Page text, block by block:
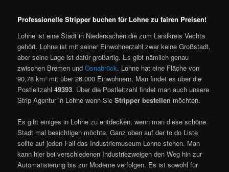
Professionelle Stripper buchen für Lohne zu fairen Preisen!
Lohne ist eine Stadt in Niedersachen die zum Landkreis Vechta
gehört. Lohne ist mit seiner Einwohnerzahl zwar keine Großstadt,
aber seine Lage ist dafür großartig. Es gibt nämlich genau
zwischen Bremen undOsnabrück. Lohne hat eine Fläche von
90,78 km² mit über 26.000 Einwohnern. Man findet es über die
Postleitzahl49393. Über die Postleitzahl findet man auch unsere
Strip Agentur in Lohne wenn SieStripper bestellen möchten.
Es gibt einiges in Lohne zu entdecken, wenn man diese schöne
Stadt mal besichtigen möchte. Ganz oben auf der to do Liste
sollte auf jeden Fall das Industriemuseum Lohne stehen. Man
kann hier bei verschiedenen Industriezweigen den Weg hin zur
Automatisierung bis zur Moderne verfolgen. Es ist sowohl für